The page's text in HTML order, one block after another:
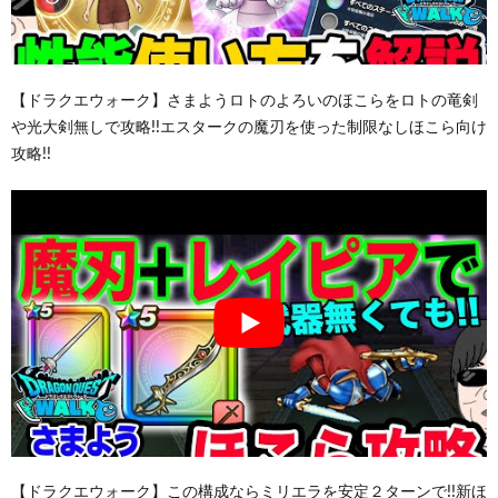
【ドラクエウォーク】さまようロトのよろいのほこらをロトの竜剣
や光大剣無しで攻略!!エスタークの魔刃を使った制限なしほこら向け
攻略!!
【ドラクエウォーク】この構成ならミリエラを安定２ターンで!!新ほ